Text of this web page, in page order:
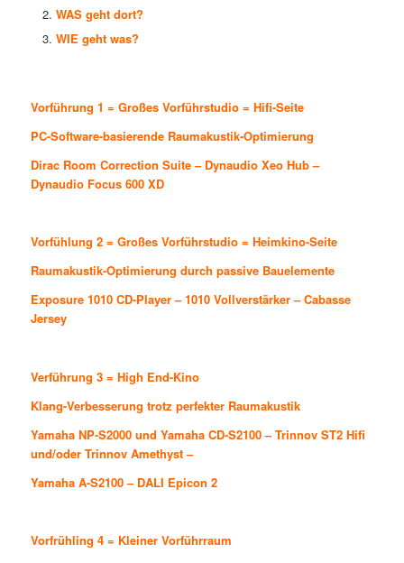
WAS geht dort?
WIE geht was?
Vorführung 1 = Großes Vorführstudio = Hifi-Seite
PC-Software-basierende Raumakustik-Optimierung
Dirac Room Correction Suite– Dynaudio Xeo Hub–
Dynaudio Focus 600 XD
Vorfühlung 2 = Großes Vorführstudio = Heimkino-Seite
Raumakustik-Optimierung durch passive Bauelemente
Exposure 1010 CD-Player–1010Vollverstärker–Cabasse
Jersey
Verführung 3 = High End-Kino
Klang-Verbesserung trotz perfekter Raumakustik
Yamaha NP-S2000und Yamaha CD-S2100–Trinnov ST2 Hifi
und/oder Trinnov Amethyst–
Yamaha A-S2100– DALI Epicon 2
Vorfrühling 4 = Kleiner Vorführraum